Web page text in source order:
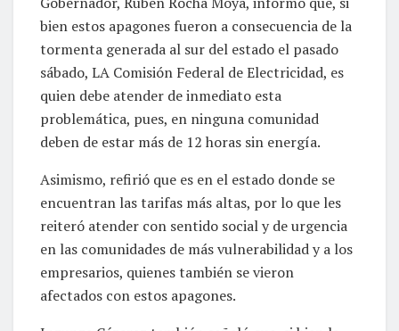
Gobernador, Rubén Rocha Moya, informó que, si
bien estos apagones fueron a consecuencia de la
tormenta generada al sur del estado el pasado
sábado, LA Comisión Federal de Electricidad, es
quien debe atender de inmediato esta
problemática, pues, en ninguna comunidad
deben de estar más de 12 horas sin energía.
Asimismo, refirió que es en el estado donde se
encuentran las tarifas más altas, por lo que les
reiteró atender con sentido social y de urgencia
en las comunidades de más vulnerabilidad y a los
empresarios, quienes también se vieron
afectados con estos apagones.